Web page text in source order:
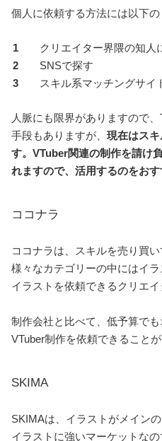
個人に依頼する方法には以下の
クリエイター界隈の知人
SNSで探す
スキル系マッチングサイ
人脈にも限界がありますので
手段もありますが、 現在はス
す。VTuber関連の制作を請け
れますので、活用するのをおす
ココナラ
ココナラは、スキルを売り買
様々なカテゴリーの中にはイ
イラストを依頼できるクリエイ
制作会社と比べて、低予算で
VTuber制作を依頼できることが
SKIMA
SKIMAは、イラストがメイン
イラストに強いマーケットな